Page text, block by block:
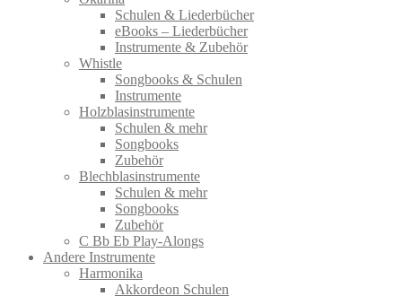
Schulen & Liederbücher
eBooks – Liederbücher
Instrumente & Zubehör
Whistle
Songbooks & Schulen
Instrumente
Holzblasinstrumente
Schulen & mehr
Songbooks
Zubehör
Blechblasinstrumente
Schulen & mehr
Songbooks
Zubehör
C Bb Eb Play-Alongs
Andere Instrumente
Harmonika
Akkordeon Schulen